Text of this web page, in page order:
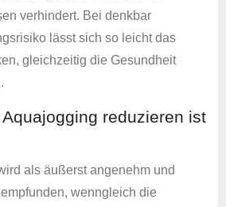
verhindert. Bei denkbar
lässt sich so leicht das
gleichzeitig die Gesundheit
reduzieren ist
als äußerst angenehm und
wenngleich die